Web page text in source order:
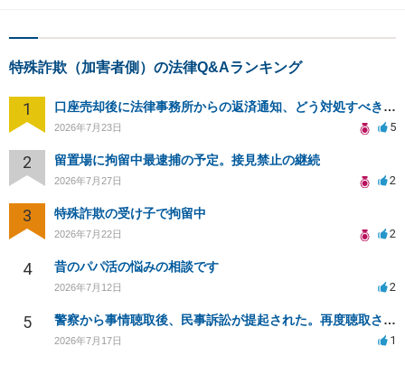
特殊詐欺（加害者側）の法律Q&Aランキング
1 口座売却後に法律事務所からの返済通知、どう対処すべきか？
2026年7月23日 5
2 留置場に拘留中最逮捕の予定。接見禁止の継続
2026年7月27日 2
3 特殊詐欺の受け子で拘留中
2026年7月22日 2
4 昔のパパ活の悩みの相談です
2026年7月12日 2
5 警察から事情聴取後、民事訴訟が提起された。再度聴取される可能性は？
2026年7月17日 1